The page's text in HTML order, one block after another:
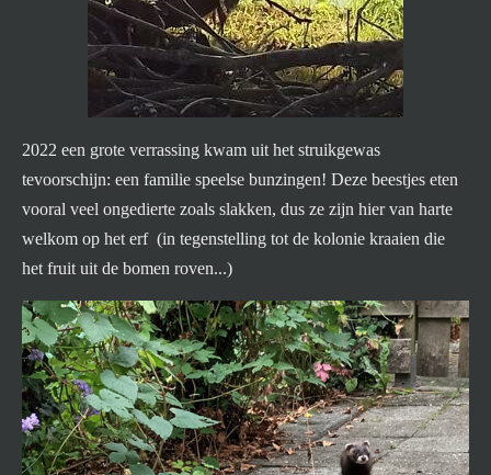
2022 een grote verrassing kwam uit het struikgewas
tevoorschijn: een familie speelse bunzingen! Deze beestjes eten
vooral veel ongedierte zoals slakken, dus ze zijn hier van harte
welkom op het erf (in tegenstelling tot de kolonie kraaien die
het fruit uit de bomen roven...)